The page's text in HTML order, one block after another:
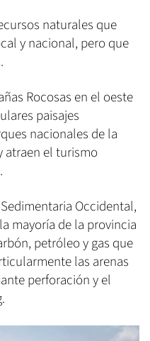
naturales que
y nacional, pero que
Rocosas en el oeste
paisajes
nacionales de la
atraen el turismo
Occidental,
mayoría de la provincia
petróleo y gas que
las arenas
perforación y el